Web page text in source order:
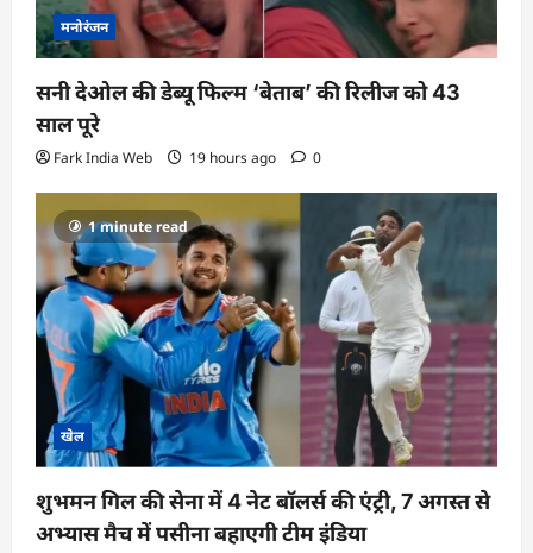
मनोरंजन
सनी देओल की डेब्यू फिल्म ‘बेताब’ की रिलीज को 43
साल पूरे
Fark India Web 19 hours ago 0
1 minute read
खेल
शुभमन गिल की सेना में 4 नेट बॉलर्स की एंट्री, 7 अगस्त से
अभ्यास मैच में पसीना बहाएगी टीम इंडिया